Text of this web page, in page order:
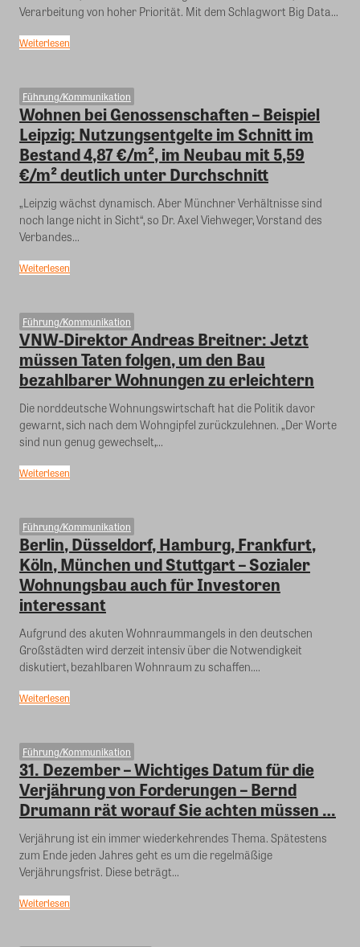
Verarbeitung von hoher Priorität. Mit dem Schlagwort Big Data...
Weiterlesen
Führung/Kommunikation
Wohnen bei Genossenschaften – Beispiel
Leipzig: Nutzungsentgelte im Schnitt im
Bestand 4,87 €/m², im Neubau mit 5,59
€/m² deutlich unter Durchschnitt
„Leipzig wächst dynamisch. Aber Münchner Verhältnisse sind
noch lange nicht in Sicht“, so Dr. Axel Viehweger, Vorstand des
Verbandes...
Weiterlesen
Führung/Kommunikation
VNW-Direktor Andreas Breitner: Jetzt
müssen Taten folgen, um den Bau
bezahlbarer Wohnungen zu erleichtern
Die norddeutsche Wohnungswirtschaft hat die Politik davor
gewarnt, sich nach dem Wohngipfel zurückzulehnen. „Der Worte
sind nun genug gewechselt,...
Weiterlesen
Führung/Kommunikation
Berlin, Düsseldorf, Hamburg, Frankfurt,
Köln, München und Stuttgart – Sozialer
Wohnungsbau auch für Investoren
interessant
Aufgrund des akuten Wohnraummangels in den deutschen
Großstädten wird derzeit intensiv über die Notwendigkeit
diskutiert, bezahlbaren Wohnraum zu schaffen....
Weiterlesen
Führung/Kommunikation
31. Dezember – Wichtiges Datum für die
Verjährung von Forderungen – Bernd
Drumann rät worauf Sie achten müssen …
Verjährung ist ein immer wiederkehrendes Thema. Spätestens
zum Ende jeden Jahres geht es um die regelmäßige
Verjährungsfrist. Diese beträgt...
Weiterlesen